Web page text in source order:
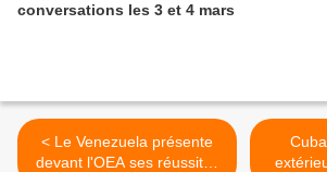
conversations les 3 et 4 mars
< Le Venezuela présente
devant l'OEA ses réussites